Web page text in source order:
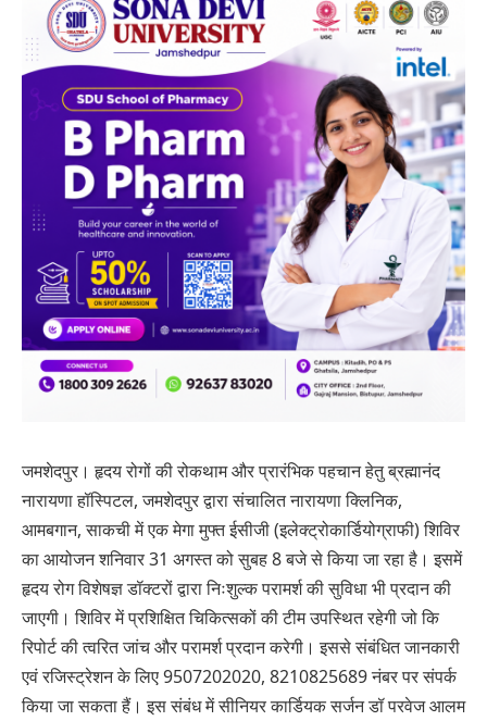
जमशेदपुर। हृदय रोगों की रोकथाम और प्रारंभिक पहचान हेतु ब्रह्मानंद
नारायणा हॉस्पिटल, जमशेदपुर द्वारा संचालित नारायणा क्लिनिक,
आमबगान, साकची में एक मेगा मुफ्त ईसीजी (इलेक्ट्रोकार्डियोग्राफी) शिविर
का आयोजन शनिवार 31 अगस्त को सुबह 8 बजे से किया जा रहा है। इसमें
हृदय रोग विशेषज्ञ डॉक्टरों द्वारा निःशुल्क परामर्श की सुविधा भी प्रदान की
जाएगी। शिविर में प्रशिक्षित चिकित्सकों की टीम उपस्थित रहेगी जो कि
रिपोर्ट की त्वरित जांच और परामर्श प्रदान करेगी। इससे संबंधित जानकारी
एवं रजिस्ट्रेशन के लिए 9507202020, 8210825689 नंबर पर संपर्क
किया जा सकता हैं। इस संबंध में सीनियर कार्डियक सर्जन डॉ परवेज आलम